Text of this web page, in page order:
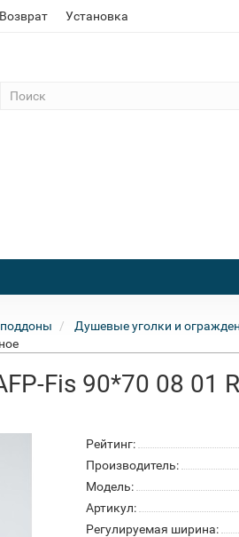
Возврат Установка
Душевые уголки и
Fis 90*70 08 01
Рейтинг:
Производитель:
Модель:
Артикул:
Регулируемая ширина: